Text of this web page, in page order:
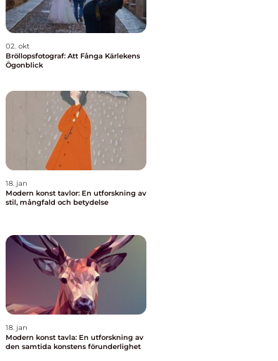
02. okt
Bröllopsfotograf: Att Fånga Kärlekens
Ögonblick
18. jan
Modern konst tavlor: En utforskning av
stil, mångfald och betydelse
18. jan
Modern konst tavla: En utforskning av
den samtida konstens förunderlighet